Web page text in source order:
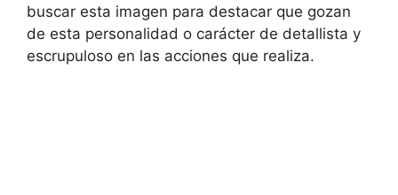
buscar esta imagen para destacar que gozan
de esta personalidad o carácter de detallista y
escrupuloso en las acciones que realiza.